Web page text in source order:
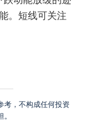
。短线可关注
考，不构成任何投资